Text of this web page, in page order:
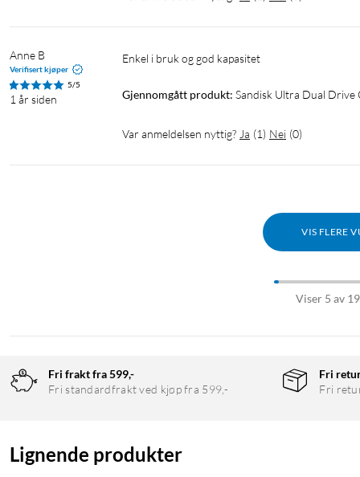
Anne B
Verifisert kjøper
5/5
1 år siden
Enkel i bruk og god kapasitet
Gjennomgått produkt: Sandisk Ultra Dual Drive
Var anmeldelsen nyttig? Ja (1) Nei (0)
VIS FLERE
Viser 5 av
Fri frakt fra 599,-
Fri standardfrakt ved kjøp fra 599,-
Fri
Fri
Lignende produkter